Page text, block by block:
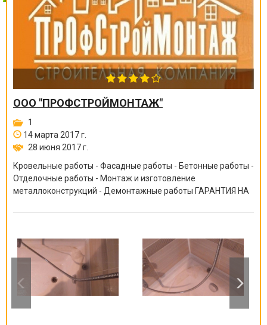
ООО "ПРОФСТРОЙМОНТАЖ"
1
14 марта 2017 г.
28 июня 2017 г.
Кровельные работы - Фасадные работы - Бетонные работы -
Отделочные работы - Монтаж и изготовление
металлоконструкций - Демонтажные работы ГАРАНТИЯ НА